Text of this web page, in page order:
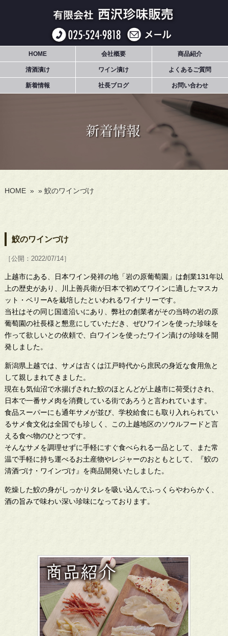
HOME 会社概要 商品紹介
清酒漬け ワイン漬け よくあるご質問
新着情報 社長ブログ お問い合わせ
HOME » » 鮫のワインづけ
鮫のワインづけ
［公開：2022/07/14］
上越市にある、日本ワイン発祥の地「岩の原葡萄園」は創業131年以
上の歴史があり、川上善兵衛が日本で初めてワインに適したマスカ
ット・ベリーAを栽培したといわれるワイナリーです。
当社はその同じ国道沿いにあり、弊社の創業者がその当時の岩の原
葡萄園の社長様と懇意にしていただき、ぜひワインを使った珍味を
作って欲しいとの依頼で、白ワインを使ったワイン漬けの珍味を開
発しました。
新潟県上越では、サメは古くは江戸時代から庶民の身近な食用魚と
して親しまれてきました。
現在も気仙沼で水揚げされた鮫のほとんどが上越市に荷受けされ、
日本で一番サメ肉を消費している街であろうと言われています。
食品スーパーにも通年サメが並び、学校給食にも取り入れられてい
るサメ食文化は全国でも珍しく、この上越地区のソウルフードと言
える食べ物のひとつです。
そんなサメを調理せずに手軽にすぐ食べられる一品として、また常
温で手軽に持ち運べるお土産物やレジャーのおともとして、『鮫の
清酒づけ・ワインづけ』を商品開発いたしました。
乾燥した鮫の身がしっかりタレを吸い込んでふっくらやわらかく、
酒の旨みで味わい深い珍味になっております。